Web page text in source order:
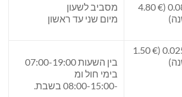
€ 0.08 (€ 4.80
מסביב לשעון
מיום שני עד ראשון
€ 0.025 (€ 1.50
בין השעות 07:00-19:00
בימי חול ומ
-08:00-15:00 בשבת.